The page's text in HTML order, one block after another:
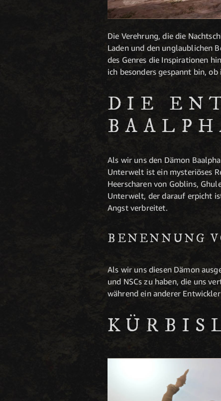
Die Verehrung, die die
Laden und den unglaublichen
des Genres die Inspirationen
ich besonders gespannt bin,
DIE
Als wir uns den Dämon
Unterwelt ist ein mysteriöses
Heerscharen von Goblins,
Unterwelt, der darauf erpicht
Angst verbreitet.
BENENNUNG
Als wir uns diesen Dämon
und NSCs zu haben, die uns
während ein anderer